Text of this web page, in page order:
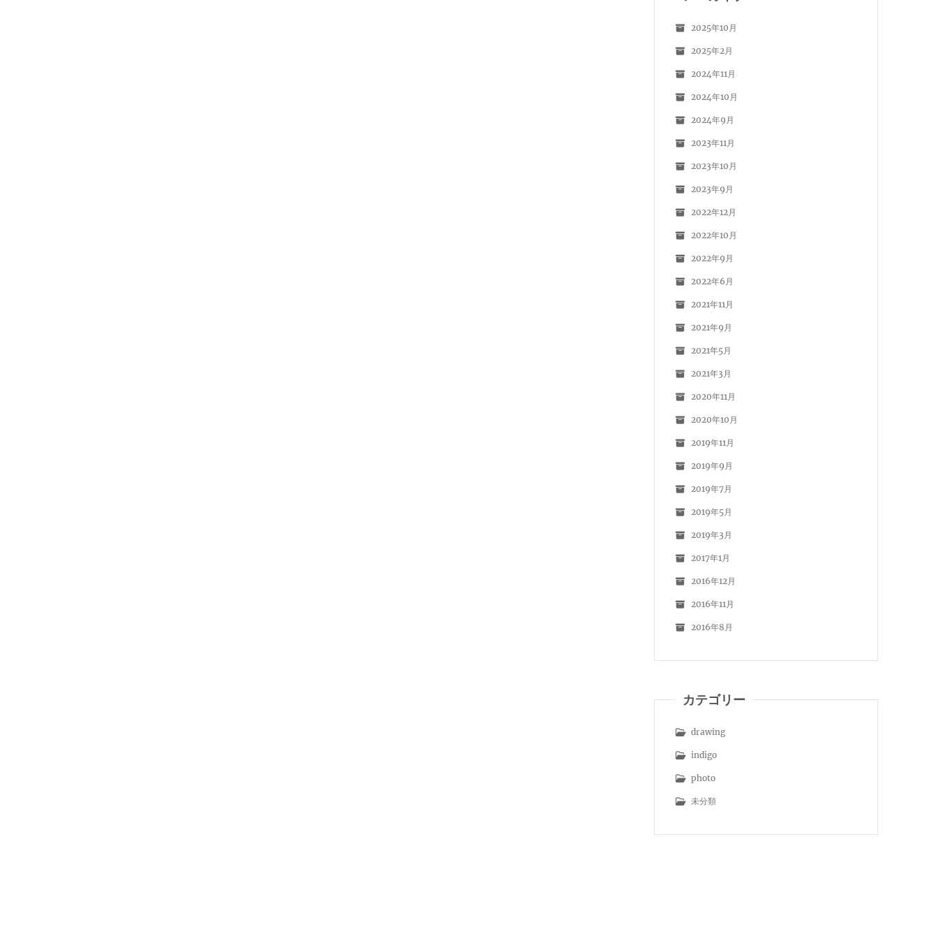
2025年10月
2025年2月
2024年11月
2024年10月
2024年9月
2023年11月
2023年10月
2023年9月
2022年12月
2022年10月
2022年9月
2022年6月
2021年11月
2021年9月
2021年5月
2021年3月
2020年11月
2020年10月
2019年11月
2019年9月
2019年7月
2019年5月
2019年3月
2017年1月
2016年12月
2016年11月
2016年8月
カテゴリー
drawing
indigo
photo
未分類